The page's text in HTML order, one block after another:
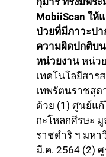
MobiiScan ให้
ป่วยที่มีภาวะป
ความผิดปกติบ
หน่วยงาน หน่ว
เทคโนโลยีสาร
เทพรัตนราชสุด
ด้วย (1) ศูนย์แ
กะโหลกศีรษะ
ราชดำริ ฯ มหา
มี.ค. 2564 (2)